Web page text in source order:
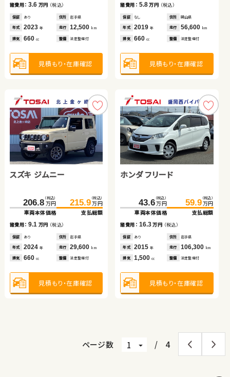
諸費用：3.6 万円 （税込）
保証 あり 住所 岩手県
年式 2023 年 走行 12,500 km
排気 660 cc 整備 法定整備付
見積もり・在庫確認
諸費用： 5.8万円 （税込）
保証 なし 住所 岡山県
年式 2019年 走行 56,600 km
排気 660cc 整備 法定整備付
見積もり・在庫確認
スズキ ジムニー
206.8 （税込）
万円
車両本体価格
215.9 （税込）
万円
支払総額
諸費用：9.1 万円 （税込）
保証 あり 住所 岩手県
年式 2024 年 走行 29,600 km
排気 660 cc 整備 法定整備付
見積もり・在庫確認
ホンダ フリード
43.6 （税込）
万円
車両本体価格
59.9 （税込）
万円
支払総額
諸費用： 16.3万円 （税込）
保証 あり 住所 岩手県
年式 2015年 走行 106,300 km
排気 1,500cc 整備 法定整備付
見積もり・在庫確認
諸費用：8.2 万円 （税込）
保証 あり 住所 青森県
年式 2015 年 走行 74,200 km
排気 660 cc 整備 法定整備付
見積もり・在庫確認
諸費用： 5.1万円 （税込）
保証 あり 住所 岩手県
年式 2019年 走行 93,300 km
排気 1,000 整備 法定整備付
見積もり・在庫確認
トヨタ ヴォクシー
99.8 （税込）
万円
車両本体価格
119.2 （税込）
万円
支払総額
諸費用：19.4万円（税込）
保証 あり 住所 埼玉県
年式 2013 年 走行 48,100 km
排気 2,000 整備 法定整備付
見積もり・在庫確認
ホンダ Ｎ ＢＯＸ
134.6 （税込）
万円
車両本体価格
139.8 （税込）
万円
支払総額
諸費用： 5.2万円（税込）
保証 あり 住所 青森県
年式 2018年 走行 61,200km
排気 660cc 整備 法定整備付
見積もり・在庫確認
諸費用：10.5万円（税込）
保証 なし 住所 千葉県
年式 2013 年 走行 58,600 km
排気 1,200 整備 法定整備付
見積もり・在庫確認
諸費用： 13.4万円（税込）
保証 なし 住所 岡山県
年式 2018年 走行 81,700 km
排気 2,500 整備 法定整備付
見積もり・在庫確認
トヨタ ノア
254.9万円
車両本体価格
諸費用：5.0 万円 （税込）
保証 あり 住所 徳島県
2020年 69,600km
排気 2,000cc 整備 法定整備付
トヨタ ルーミー
159.7 （税込）
万円
車両本体価格
164.9 （税込）
万円
支払総額
諸費用： 5.2万円（税込）
保証 なし 住所 岡山県
年式 2020年 走行 19,000km
排気 1,000cc 整備 法定整備付
見積もり・在庫確認
ページ数 / 4